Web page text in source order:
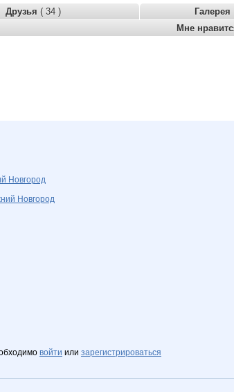
Друзья ( 34 ) Галерея
Мне
Новгород
Новгород
войти или зарегистрироваться